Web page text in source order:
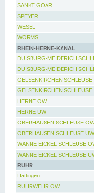
SANKT GOAR
SPEYER
WESEL
WORMS
RHEIN-HERNE-KANAL
DUISBURG-MEIDERICH
DUISBURG-MEIDERICH
GELSENKIRCHEN SCHLEUSE
GELSENKIRCHEN SCHLEUSE
HERNE OW
HERNE UW
OBERHAUSEN SCHLEUSE OW
OBERHAUSEN SCHLEUSE UW
WANNE EICKEL SCHLEUSE
WANNE EICKEL SCHLEUSE
RUHR
Hattingen
RUHRWEHR OW